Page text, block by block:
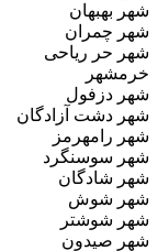
شهر بهبهان
شهر چمران
شهر حر ریاحی
خرمشهر
شهر دزفول
شهر دشت آزادگان
شهر رامهرمز
شهر سوسنگرد
شهر شادگان
شهر شوش
شهر شوشتر
شهر صیدون